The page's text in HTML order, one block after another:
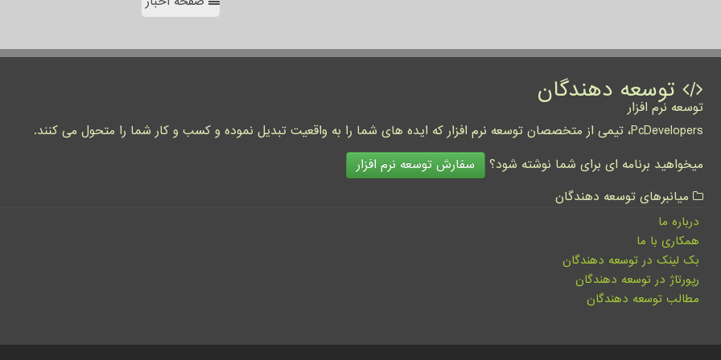
توسعه دهندگان
توسعه نرم افزار
PcDevelopers، تیمی از متخصصان توسعه نرم افزار که ایده های شما را به واقعیت تبدیل نموده و کسب و کار شما را متحول می کنند.
میخواهید برنامه ای برای شما نوشته شود؟
سفارش توسعه نرم افزار
میانبرهای توسعه دهندگان
درباره ما
همکاری با ما
بک لینک در توسعه دهندگان
رپورتاژ در توسعه دهندگان
مطالب توسعه دهندگان